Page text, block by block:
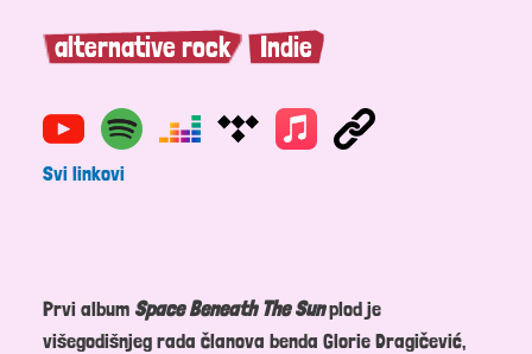
alternative rock Indie
Svi linkovi
Prvi album Space Beneath The Sunplod je
višegodišnjeg rada članova benda Glorie Dragičević,